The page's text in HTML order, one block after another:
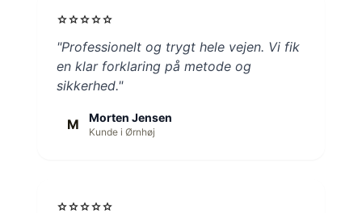
starstarstarstarstar
"Professionelt og trygt hele vejen. Vi fik
en klar forklaring på metode og
sikkerhed."
M Morten Jensen
Kunde i Ørnhøj
starstarstarstarstar